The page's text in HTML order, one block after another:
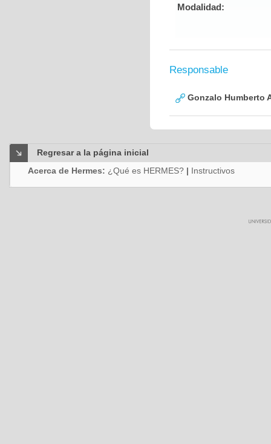
Modalidad:
Responsable
Gonzalo Humberto
Regresar a la página inicial
Acerca de Hermes: ¿Qué es HERMES? | Instructivos